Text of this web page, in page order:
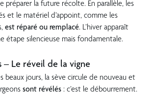
préparer la future récolte. En parallèle, les
et le matériel d’appoint, comme les
est réparé ou remplacé. L’hiver apparaît
étape silencieuse mais fondamentale.
– Le réveil de la vigne
beaux jours, la sève circule de nouveau et
sont révélés : c’est le débourrement.